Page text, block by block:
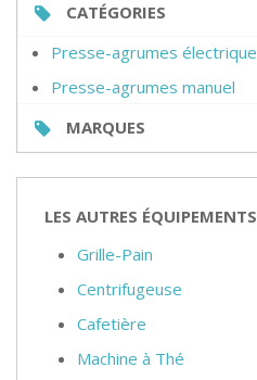
CATÉGORIES
Presse-agrumes électrique
Presse-agrumes manuel
MARQUES
LES AUTRES ÉQUIPEMENTS
Grille-Pain
Centrifugeuse
Cafetière
Machine à Thé